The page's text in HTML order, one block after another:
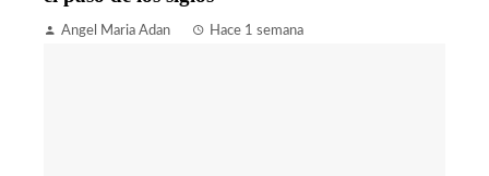
Angel Maria Adan Hace 1 semana